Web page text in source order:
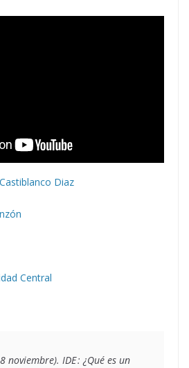
Diaz
Central
noviembre). IDE : ¿Qué es un